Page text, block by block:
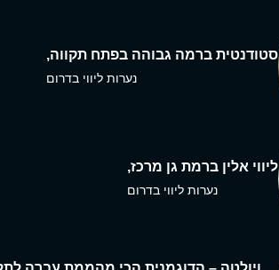
סטודנטית ברמה גבוהה בפתח תקווה,
נערות ליווי בדרום
ליווי אלין ברמת גן מרכז,
נערות ליווי בדרום